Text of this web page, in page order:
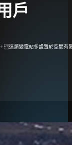
戶
這類變電站多設置於空間